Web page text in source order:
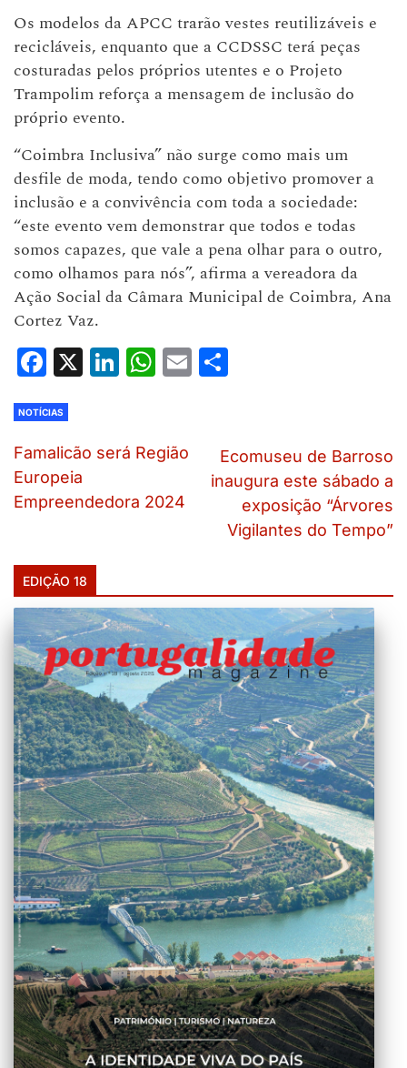
Os modelos da APCC trarão vestes reutilizáveis e
recicláveis, enquanto que a CCDSSC terá peças
costuradas pelos próprios utentes e o Projeto
Trampolim reforça a mensagem de inclusão do
próprio evento.
“Coimbra Inclusiva” não surge como mais um
desfile de moda, tendo como objetivo promover a
inclusão e a convivência com toda a sociedade:
“este evento vem demonstrar que todos e todas
somos capazes, que vale a pena olhar para o outro,
como olhamos para nós”, afirma a vereadora da
Ação Social da Câmara Municipal de Coimbra, Ana
Cortez Vaz.
Facebook
X LinkedIn
WhatsApp
Email
NOTÍCIAS
Famalicão será Região
Europeia
Empreendedora 2024
Ecomuseu de Barroso
inaugura este sábado a
exposição “Árvores
Vigilantes do Tempo”
EDIÇÃO 18